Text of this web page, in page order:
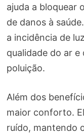
ajuda a bloquear
de danos à
a incidência de
qualidade do ar
poluição.
Além dos
maior conforto.
ruído, mantendo